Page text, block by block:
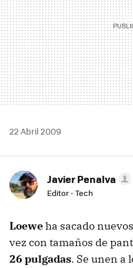
22 Abril 2009
Javier Penalva
Editor - Tech
Loeweha sacado
vez con tamaños de
26 pulgadas. Se unen a